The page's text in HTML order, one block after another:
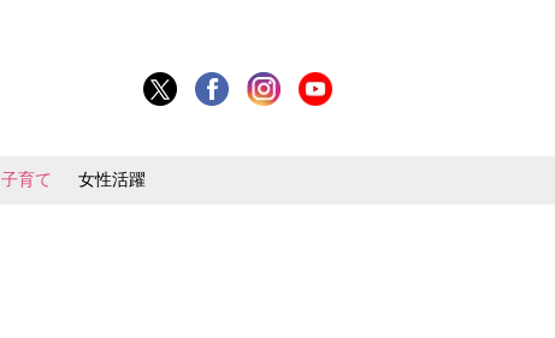
子育て 女性活躍